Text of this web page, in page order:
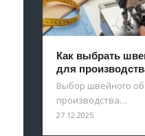
Как выбрать
для
Выбор швейного
производства…
27.12.2025